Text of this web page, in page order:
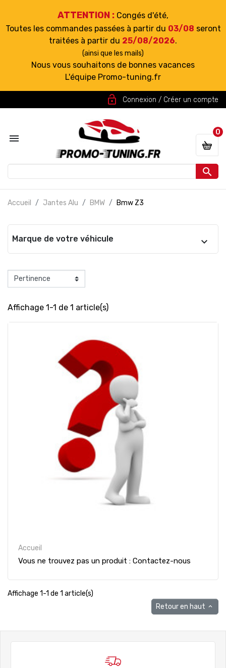
ATTENTION : Congés d'été,
Toutes les commandes passées à partir du 03/08 seront
traitées à partir du 25/08/2026.
(ainsi que les mails)
Nous vous souhaitons de bonnes vacances
L'équipe Promo-tuning.fr
lock_open Connexion / Créer un compte


0
Accueil Jantes Alu BMW Bmw Z3
Marque de votre véhicule
Affichage 1-1 de 1 article(s)
Accueil
Vous ne trouvez pas un produit : Contactez-nous
Affichage 1-1 de 1 article(s)
Retour en haut 